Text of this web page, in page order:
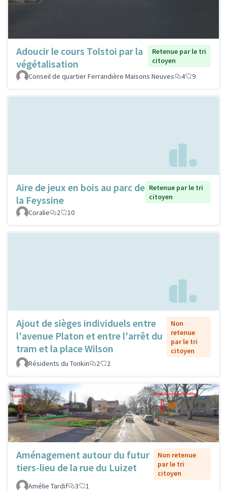
Adoucir le cours Tolstoi par la
végétalisation
Retenue par le tri
citoyen
Conseil de quartier Ferrandière Maisons Neuves
4 9
Aire de jeux en bois au parc de
la Feyssine
Retenue par le tri
citoyen
Coralie
2 10
Ajout de sièges individuels entre
l'avenue Platon et entre l'arrêt du
tram et la place Wilson
Non
retenue
par le tri
citoyen
Résidents du Tonkin
2 2
Aménagement autour du futur
tiers-lieu de la rue du Luizet
Non retenue
par le tri
citoyen
Amélie Tardif
3 1